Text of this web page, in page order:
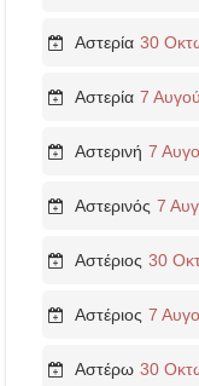
Αστερία 30
Αστερία 7
Αστερινή 7
Αστερινός 7
Αστέριος 30
Αστέριος 7
Αστέρω 30